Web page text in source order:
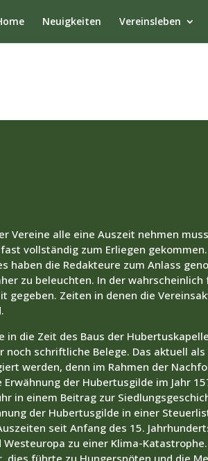
Neuigkeiten Vereinsleben
Vereine alle eine Auszeit nehmen
vollständig zum Erliegen
haben die Redakteure zum Anlass
zu beleuchten. In der
Zeiten in denen die
die Zeit des Baus der
schriftliche Belege. Das aktuell
werden, denn im Rahmen der
der Hubertusgilde im Jahr
in einem Beitrag zur
der Hubertusgilde in einer
seit Anfang des 15.
zu einer Klima-
führte zu Hungersnöten und die